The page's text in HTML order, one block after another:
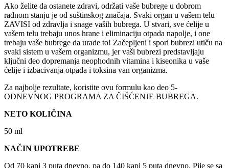
Ako želite da ostanete zdravi, održati vaše bubrege u dobrom
radnom stanju je od suštinskog značaja. Svaki organ u vašem telu
ZAVISI od zdravlja i snage vaših bubrega. U stvari, sve ćelije u
vašem telu trebaju unos hrane i eliminaciju otpada napolje, i one
trebaju vaše bubrege da urade to! Začepljeni i spori bubrezi utiču na
svaki sistem u vašem organizmu, jer vaši bubrezi predstavljaju
ključni deo dopremanja neophodnih vitamina i kiseonika u vaše
ćelije i izbacivanja otpada i toksina van organizma.
Za najbolje rezultate, koristite ovu formulu kao deo 5-
ODNEVNOG PROGRAMA ZA ČIŠĆENJE BUBREGA.
NETO KOLIČINA
50 ml
NAČIN UPOTREBE
Od 70 kapi 3 puta dnevno, pa do 140 kapi 5 puta dnevno. Pije se sa